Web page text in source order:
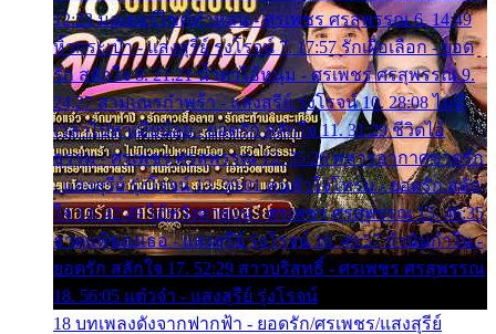
12:23 มอเตอร์ไซค์ทำหล่น - ศรเพชร ศรสุพรรณ 6. 14:49
หิ้วกระเป๋า - แสงสุรีย์ รุ่งโรจน์ 7. 17:57 รักเผื่อเลือก - ยอด
รัก สลักใจ 8. 21:21 น้ำตาไอ้หนุ่ม - ศรเพชร ศรสุพรรณ 9.
24:27 สามเณรกำพร้า - แสงสุรีย์ รุ่งโรจน์ 10. 28:08 ไม่มี
เวลาไปหาเมียน้อย - ยอดรัก สลักใจ 11. 31:29 ชีวิตไอ้
ธรรม - ศรเพชร ศรสุพรรณ 12. 35:26 ทหารอากาศขาดรัก
- แสงสุรีย์ รุ่งโรจน์ 13. 39:01 คนหัวใจโทรม - ยอดรัก สลัก
ใจ 14. 42:49 ไอ้หวังตายแน่ - ศรเพชร ศรสุพรรณ 15. 46:35
ธาตุแท้ของเธอ - แสงสุรีย์ รุ่งโรจน์ 16. 49:57 กำนันกำใน -
ยอดรัก สลักใจ 17. 52:29 สาวบริสุทธิ์ - ศรเพชร ศรสุพรรณ
18. 56:05 แต๋วจ๋า - แสงสุรีย์ รุ่งโรจน์
18 บทเพลงดังจากฟากฟ้า - ยอดรัก/ศรเพชร/แสงสุรีย์